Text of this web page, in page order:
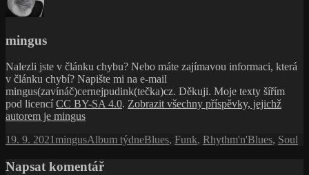
mingus
Nalezli jste v článku chybu? Nebo máte zajímavou informaci, která
v článku chybí? Napište mi na e-mail
mingus(zavínáč)cernejpudink(tečka)cz. Děkuji. Moje texty šířím
pod licencí CC BY-SA 4.0. Zobrazit všechny příspěvky, jejichž
autorem je mingus
Publikováno:
19. 9. 2021Autor:
mingusRubriky:
Album týdneŠtítky:
Blues, Funk, Rhythm'n'Blues, Soul
Napsat komentář